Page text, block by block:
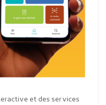
et des services